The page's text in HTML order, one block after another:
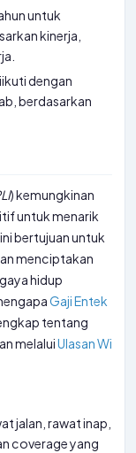
untuk
kinerja,
dengan
berdasarkan
) kemungkinan
untuk menarik
bertujuan untuk
menciptakan
hidup
Gaji Entek
tentang
melaluiUlasan Wi
jalan, rawat inap,
coverage yang